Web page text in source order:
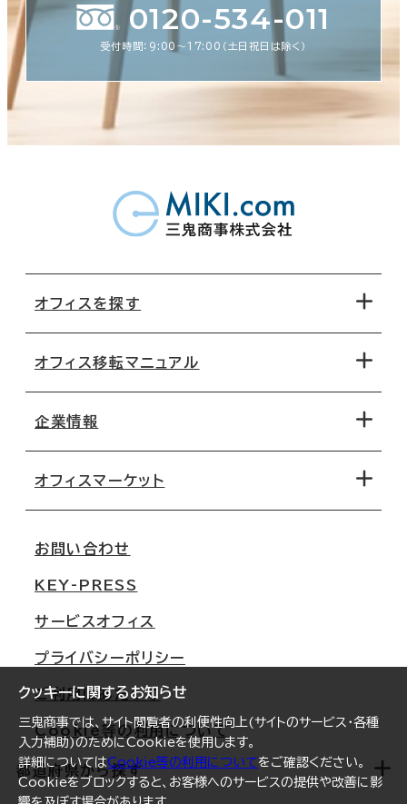
クッキーに関するお知らせ
三鬼商事では、サイト閲覧者の利便性向上(サイトのサービス・各種
入力補助)のためにCookieを使用します。
詳細についてはCookie等の利用についてをご確認ください。
Cookieをブロックすると、お客様へのサービスの提供や改善に影
0120-534-011
受付時間：9:00〜17:00（土日祝日は除く）
オフィスを探す
地図から探す
路線・駅から探す
オフィス移転マニュアル
移転コストシミュレーション
移転スケジュール
オフィス移転Q&A
企業情報
オフィスマーケット
大阪
名古屋
札幌
仙台
横浜
福岡
オフィスリポート
お問い合わせ
KEY-PRESS
サービスオフィス
プライバシーポリシー
ご利用にあたって
Cookie等の利用について
都道府県から探す